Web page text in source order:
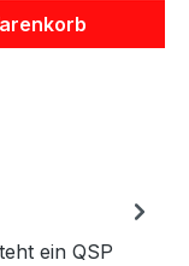
ein QSP